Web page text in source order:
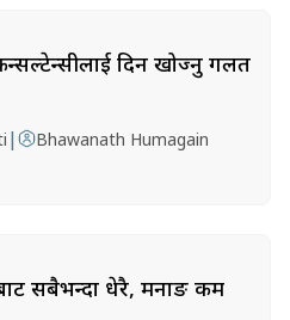
कन्सल्टेन्सीलाई दिन खोज्नु गलत
| Bhawanath Humagain
सबैभन्दा धेरै, मनाङ कम